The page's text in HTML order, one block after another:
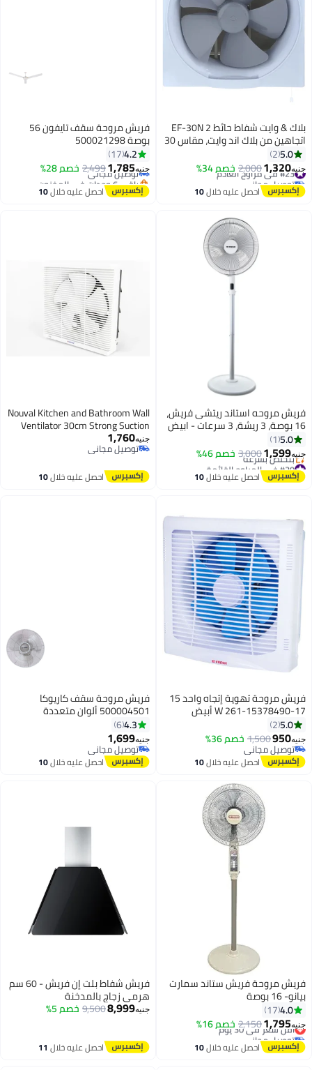
بلاك & وايت شفاط حائط EF-30N 2
اتجاهين من بلاك اند وايت، مقاس 30
سم5.0
2
جنيه1,320
2,000خصم 34% #23 في مراوح العادم
توصيل مجاني
#23 في مراوح العادم احصل عليه خلال10
فريش مروحة سقف تايفون 56
بوصة 500021298
4.2
17
جنيه1,785
2,499خصم 28%
#9 في مراوح السقف
أقل سعر في 30 يوم
توصيل مجاني
باقي 6 وحدات في المخزون
تم بيع +50 مؤخرًا
#9 في مراوح السقف
احصل عليه خلال10
فريش مروحه استاند ريتشى فريش،
16 بوصة، 3 ريشة، 3 سرعات - ابيض
5.0
1
جنيه1,599
3,000خصم 46%
#39 في المراوح القائمة
توصيل مجاني
بتخلّص بسرعة
احصل عليه خلال10
Nouval Kitchen and Bathroom Wall
Ventilator 30cm Strong Suction
Modern Silent Energy Saving
Bright White Easy Installation
جنيه1,760
توصيل مجاني
توصيل مجاني
احصل عليه خلال10
فريش مروحة تهوية إتجاه واحد 15
W 261-15378490-17 أبيض
5.0
2
جنيه950
1,500خصم 36%
توصيل مجاني
توصيل مجانياحصل عليه خلال10
فريش مروحة سقف كاريوكا
500004501 ألوان متعددة
4.3
6
جنيه1,699
توصيل مجاني
توصيل مجانياحصل عليه خلال10
فريش مروحة فريش ستاند سمارت
بيانو- 16 بوصة
4.0
17
جنيه1,795
2,150خصم 16% أقل سعر في 30 يوم
توصيل مجاني
أقل سعر في 30 يوماحصل عليه خلال10
فريش شفاط بلت إن فريش - 60 سم
هرمى زجاج بالمدخنة
جنيه8,999
9,500خصم 5%
احصل عليه خلال 11